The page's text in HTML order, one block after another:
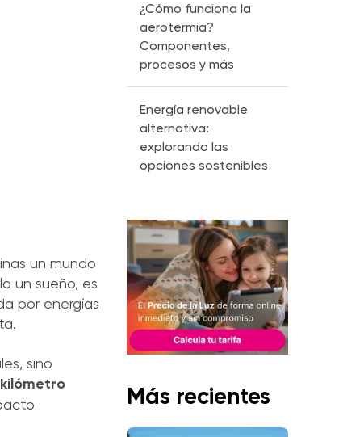
un mundo
un sueño, es
por energías
sino
¿Cómo funciona la
aerotermia?
Componentes,
procesos y más
Energía renovable
alternativa:
explorando las
opciones sostenibles
Más recientes